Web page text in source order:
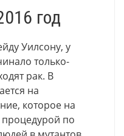
год
Уилсону, у
только-
рак. В
на
которое на
по